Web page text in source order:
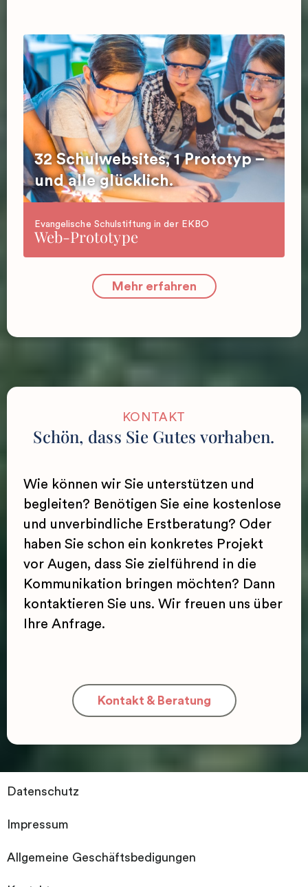
32 Schulwebsites, 1 Prototyp –
und alle glücklich.
Evangelische Schulstiftung in der EKBO
Web-Prototype
Mehr erfahren
KONTAKT
Schön, dass Sie Gutes vorhaben.
Wie können wir Sie unterstützen und
begleiten? Benötigen Sie eine kostenlose
und unverbindliche Erstberatung? Oder
haben Sie schon ein konkretes Projekt
vor Augen, dass Sie zielführend in die
Kommunikation bringen möchten? Dann
kontaktieren Sie uns. Wir freuen uns über
Ihre Anfrage.
Kontakt & Beratung
Datenschutz
Impressum
Allgemeine Geschäftsbedigungen